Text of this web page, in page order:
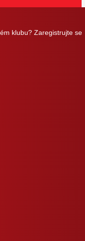
klubu? Zaregistrujte se